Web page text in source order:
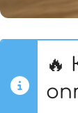
🔥